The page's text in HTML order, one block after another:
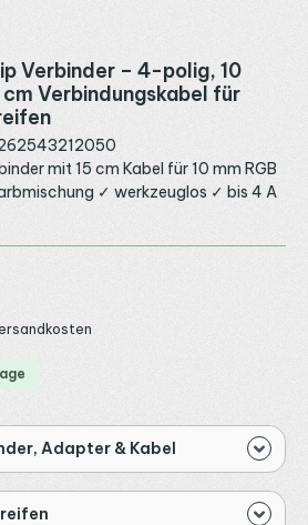
Verbinder – 4-polig, 10
Verbindungskabel für
mit 15 cm Kabel für 10 mm RGB
✓ werkzeuglos ✓ bis 4 A
Adapter & Kabel